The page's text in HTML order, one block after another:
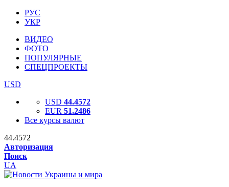
РУС
УКР
ВИДЕО
ФОТО
ПОПУЛЯРНЫЕ
СПЕЦПРОЕКТЫ
USD
USD 44.4572
EUR 51.2486
Все курсы валют
44.4572
Авторизация
Поиск
UA